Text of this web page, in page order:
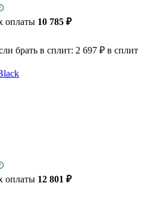
оплаты 10 785 ₽
брать в сплит: 2 697 ₽ в сплит
оплаты 12 801 ₽